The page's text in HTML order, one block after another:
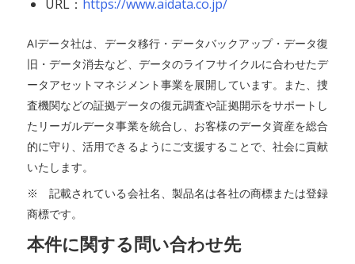
URL： https://www.aidata.co.jp/
AIデータ社は、データ移行・データバックアップ・データ復
旧・データ消去など、データのライフサイクルに合わせたデ
ータアセットマネジメント事業を展開しています。また、捜
査機関などの証拠データの復元調査や証拠開示をサポートし
たリーガルデータ事業を統合し、お客様のデータ資産を総合
的に守り、活用できるようにご支援することで、社会に貢献
いたします。
※ 記載されている会社名、製品名は各社の商標または登録
商標です。
本件に関する問い合わせ先